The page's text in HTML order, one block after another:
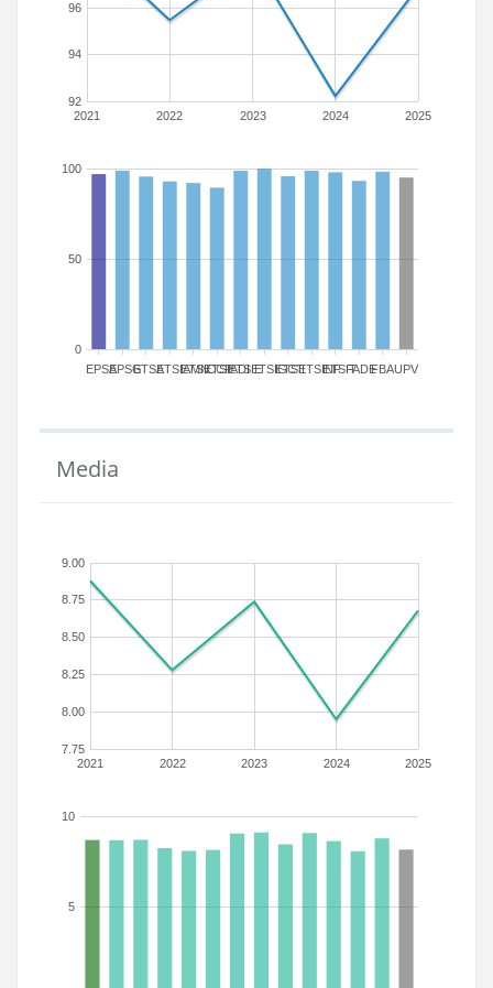
2021 2022 2023 2024 2025
92
94
96
EPSAEPSGETSAETSIAMN
ETSICCP
ETSIADI
ETSIEETSIGCT
ETSIIETSINFETSITFADEFBAUPV
0
50
100
Media
2021 2022 2023 2024 2025
7.75
8.00
8.25
8.50
8.75
9.00
5
10